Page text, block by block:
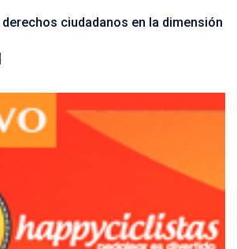
ciudadanos en la dimensión